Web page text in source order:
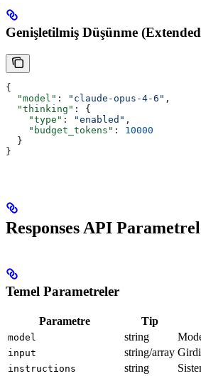
Genişletilmiş Düşünme
{
  "model"
: "claude-opus-4-6" ,
  "thinking"
: {
    "type"
: "enabled" ,
    "budget_tokens"
: 10000
  }
}
Responses API
Temel Parametreler
Parametre Tip
model string
input string/array
instructions string